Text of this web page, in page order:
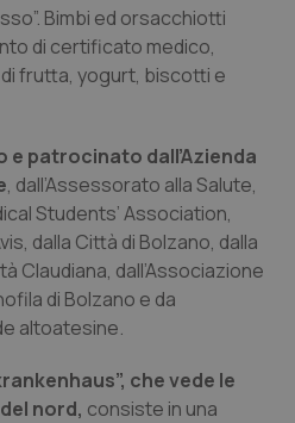
di Bolzano
di Trento
Bimbi ed orsacchiotti
di certificato medico,
frutta, yogurt, biscotti e
patrocinato dall’Azienda
, dall’Assessorato alla Salute,
Students’ Association,
dalla Città di Bolzano, dalla
Claudiana, dall’Associazione
di Bolzano e da
altoatesine.
che vede le
nord, consiste in una